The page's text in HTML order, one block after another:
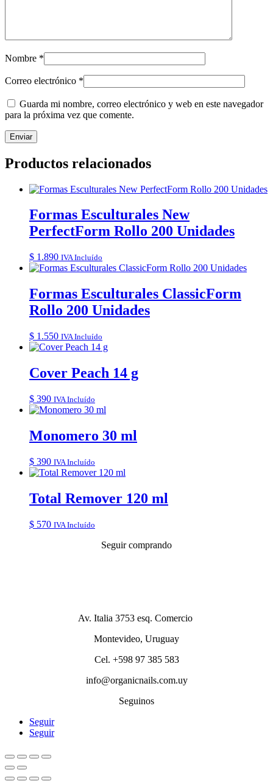
Nombre *
Correo electrónico *
Guarda mi nombre, correo electrónico y web en este navegador
para la próxima vez que comente.
Productos relacionados
Formas Esculturales New
PerfectForm Rollo 200 Unidades
$ 1.890 IVA Incluído
Formas Esculturales ClassicForm
Rollo 200 Unidades
$ 1.550 IVA Incluído
Cover Peach 14 g
$ 390 IVA Incluído
Monomero 30 ml
$ 390 IVA Incluído
Total Remover 120 ml
$ 570 IVA Incluído
Seguir comprando
Av. Italia 3753 esq. Comercio
Montevideo, Uruguay
Cel. +598 97 385 583
info@organicnails.com.uy
Seguinos
Seguir
Seguir